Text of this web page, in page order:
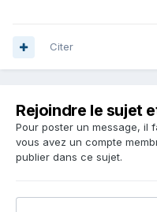
Citer
Rejoindre le sujet
Pour poster un message, il
vous avez un compte
publier dans ce sujet.